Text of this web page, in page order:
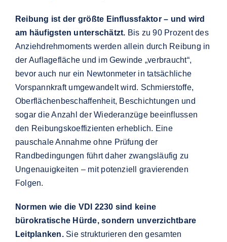
Reibung ist der größte Einflussfaktor – und wird
am häufigsten unterschätzt. Bis zu 90 Prozent des
Anziehdrehmoments werden allein durch Reibung in
der Auflagefläche und im Gewinde „verbraucht“,
bevor auch nur ein Newtonmeter in tatsächliche
Vorspannkraft umgewandelt wird. Schmierstoffe,
Oberflächenbeschaffenheit, Beschichtungen und
sogar die Anzahl der Wiederanzüge beeinflussen
den Reibungskoeffizienten erheblich. Eine
pauschale Annahme ohne Prüfung der
Randbedingungen führt daher zwangsläufig zu
Ungenauigkeiten – mit potenziell gravierenden
Folgen.
Normen wie die VDI 2230 sind keine
bürokratische Hürde, sondern unverzichtbare
Leitplanken.Sie strukturieren den gesamten